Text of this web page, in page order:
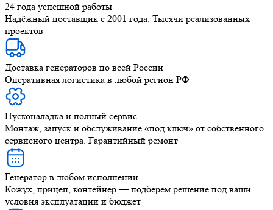
24 года успешной работы
Надёжный поставщик с 2001 года. Тысячи реализованных
проектов
Доставка генераторов по всей России
Оперативная логистика в любой регион РФ
Пусконаладка и полный сервис
Монтаж, запуск и обслуживание «под ключ» от собственного
сервисного центра. Гарантийный ремонт
Генератор в любом исполнении
Кожух, прицеп, контейнер — подберём решение под ваши
условия эксплуатации и бюджет